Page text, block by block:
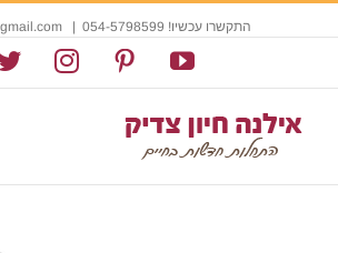
התקשרו עכשיו! 054-5798599 |
YouTube
Pinterest